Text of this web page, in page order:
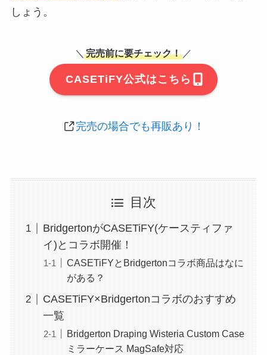
しょう。
＼ 完売前に要チェック！ ／
CASETiFY公式はこちら
完売の場合でも再販あり！
目次
BridgertonがCASETiFY(ケースティファ
イ)とコラボ開催！
CASETiFYとBridgertonコラボ商品はなに
がある？
CASETiFY×Bridgertonコラボのおすすめ
一覧
Bridgerton Draping Wisteria Custom Case
ミラーケース MagSafe対応